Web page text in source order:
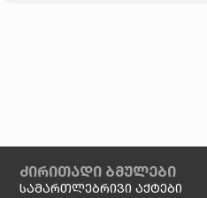
ძირითადი ბმულები
სამართლებრივი აქტები